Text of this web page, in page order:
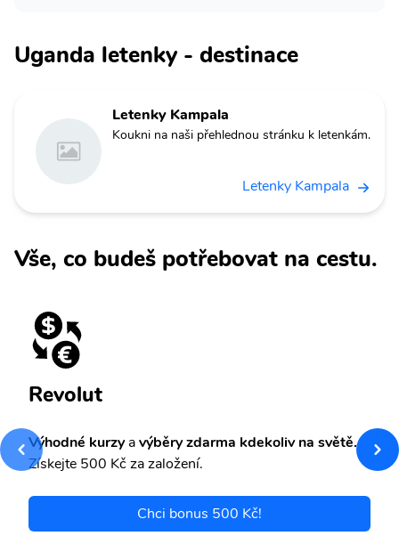
Uganda letenky - destinace
Letenky Kampala
Koukni na naši přehlednou stránku k letenkám.
Letenky Kampala
Vše, co budeš potřebovat na cestu.
Revolut
Výhodné kurzyavýběry zdarma kdekoliv na světě.
Získejte 500 Kč za založení.
Chci bonus 500 Kč!